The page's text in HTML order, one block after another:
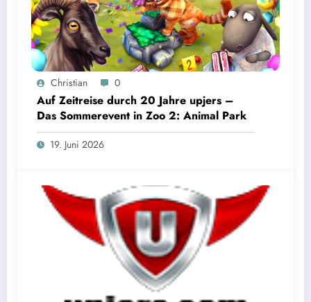
Christian 0
Auf Zeitreise durch 20 Jahre upjers –
Das Sommerevent in Zoo 2: Animal Park
19. Juni 2026